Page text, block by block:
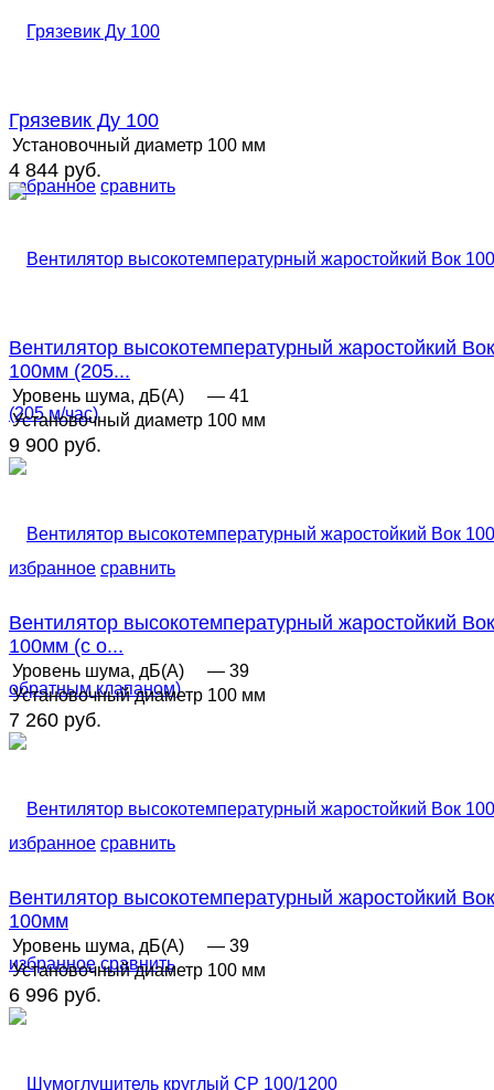
избранное сравнить
Грязевик Ду 100
Установочный диаметр 100 мм
4 844 руб.
избранное сравнить
Вентилятор высокотемпературный жаростойкий Вок
100мм (205...
Уровень шума, дБ(А)
— 41
Установочный диаметр 100 мм
9 900 руб.
избранное сравнить
Вентилятор высокотемпературный жаростойкий Вок
100мм (с о...
Уровень шума, дБ(А)
— 39
Установочный диаметр 100 мм
7 260 руб.
избранное сравнить
Вентилятор высокотемпературный жаростойкий Вок
100мм
Уровень шума, дБ(А)
— 39
Установочный диаметр 100 мм
6 996 руб.